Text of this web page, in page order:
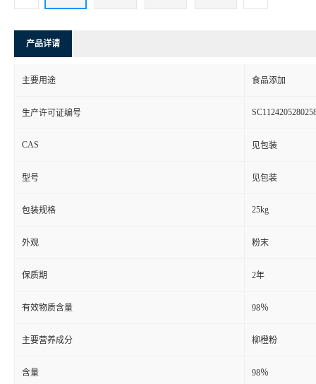
产品详请
主要用途 食品添加
生产许可证编号
CAS 见包装
型号 见包装
包装规格 25kg
外观 粉末
保质期 2年
有效物质含量 98％
主要营养成分 柳橙粉
含量 98％